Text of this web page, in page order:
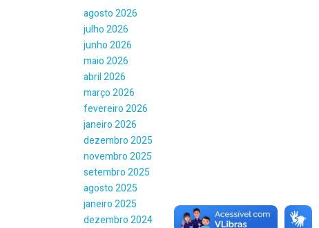
agosto 2026
julho 2026
junho 2026
maio 2026
abril 2026
março 2026
fevereiro 2026
janeiro 2026
dezembro 2025
novembro 2025
setembro 2025
agosto 2025
janeiro 2025
dezembro 2024